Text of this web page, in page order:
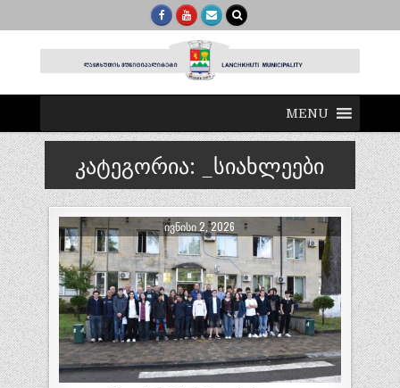
MENU
კატეგორია: _სიახლეები
ᲘᲕᲜᲘᲡᲘ 2, 2026